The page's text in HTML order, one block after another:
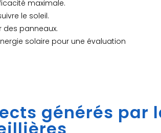
maximale.
le soleil.
des panneaux.
solaire pour une évaluation
générés par